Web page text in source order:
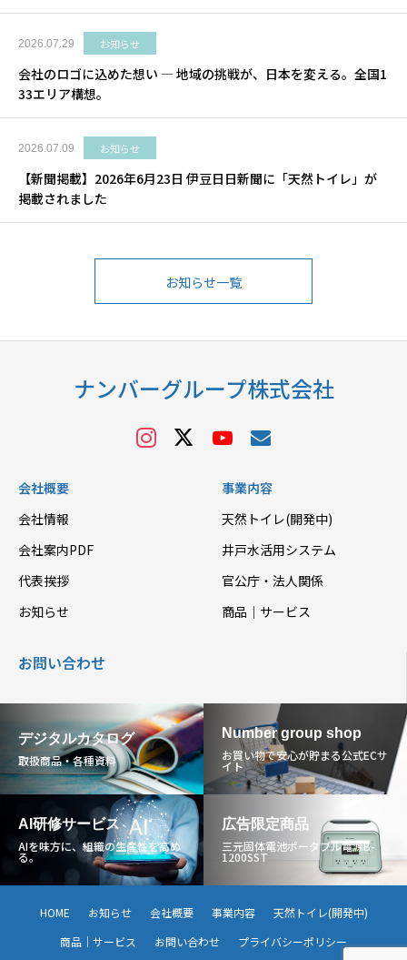
2026.07.29 お知らせ
会社のロゴに込めた想い ― 地域の挑戦が、日本を変える。全国1
33エリア構想。
2026.07.09 お知らせ
【新聞掲載】2026年6月23日 伊豆日日新聞に「天然トイレ」が
掲載されました
お知らせ一覧
ナンバーグループ株式会社
会社概要
会社情報
会社案内PDF
代表挨拶
お知らせ
事業内容
天然トイレ(開発中)
井戸水活用システム
官公庁・法人関係
商品｜サービス
お問い合わせ
デジタルカタログ
取扱商品・各種資料
Number group shop
お買い物で安心が貯まる公式ECサ
イト
AI研修サービス
AIを味方に、組織の生産性を高め
る。
広告限定商品
三元固体電池ポータブル電源B-
1200SST
HOME お知らせ 会社概要 事業内容
天然トイレ(開発中)
商品｜サービス
お問い合わせ プライバシーポリシー